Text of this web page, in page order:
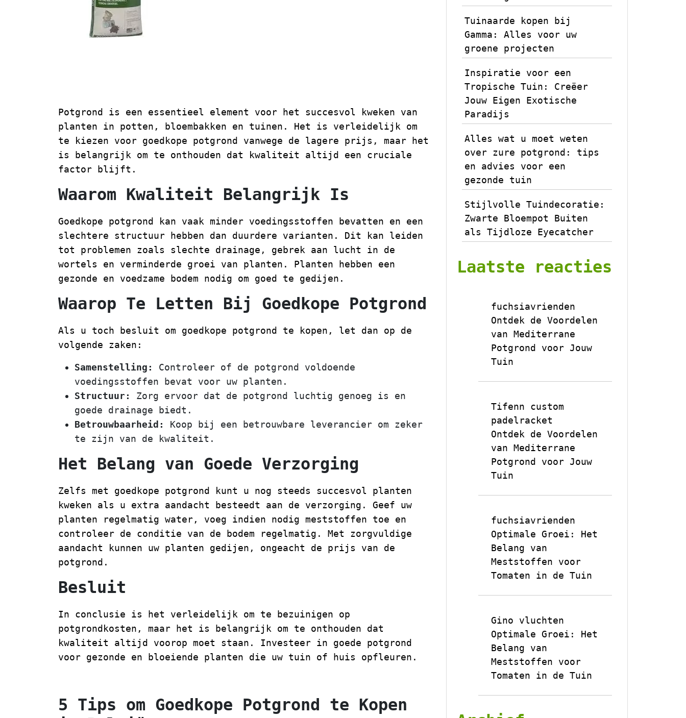
Potgrond is een essentieel element voor het succesvol kweken van
planten in potten, bloembakken en tuinen. Het is verleidelijk om
te kiezen voor goedkope potgrond vanwege de lagere prijs, maar het
is belangrijk om te onthouden dat kwaliteit altijd een cruciale
factor blijft.
Waarom Kwaliteit Belangrijk Is
Goedkope potgrond kan vaak minder voedingsstoffen bevatten en een
slechtere structuur hebben dan duurdere varianten. Dit kan leiden
tot problemen zoals slechte drainage, gebrek aan lucht in de
wortels en verminderde groei van planten. Planten hebben een
gezonde en voedzame bodem nodig om goed te gedijen.
Waarop Te Letten Bij Goedkope Potgrond
Als u toch besluit om goedkope potgrond te kopen, let dan op de
volgende zaken:
Samenstelling:
Controleer of de potgrond voldoende
voedingsstoffen bevat voor uw planten.
Structuur:
Zorg ervoor dat de potgrond luchtig genoeg is en
goede drainage biedt.
Betrouwbaarheid:
Koop bij een betrouwbare leverancier om zeker
te zijn van de kwaliteit.
Het Belang van Goede Verzorging
Zelfs met goedkope potgrond kunt u nog steeds succesvol planten
kweken als u extra aandacht besteedt aan de verzorging. Geef uw
planten regelmatig water, voeg indien nodig meststoffen toe en
controleer de conditie van de bodem regelmatig. Met zorgvuldige
aandacht kunnen uw planten gedijen, ongeacht de prijs van de
potgrond.
Besluit
In conclusie is het verleidelijk om te bezuinigen op
potgrondkosten, maar het is belangrijk om te onthouden dat
kwaliteit altijd voorop moet staan. Investeer in goede potgrond
voor gezonde en bloeiende planten die uw tuin of huis opfleuren.
5 Tips om Goedkope Potgrond te Kopen
Tuinaarde kopen bij
Gamma: Alles voor uw
groene projecten
Inspiratie voor een
Tropische Tuin: Creëer
Jouw Eigen Exotische
Paradijs
Alles wat u moet weten
over zure potgrond: tips
en advies voor een
gezonde tuin
Stijlvolle Tuindecoratie:
Zwarte Bloempot Buiten
als Tijdloze Eyecatcher
Laatste reacties
fuchsiavrienden
Ontdek de Voordelen
van Mediterrane
Potgrond voor Jouw
Tuin
Tifenn custom
padelracket
Ontdek de Voordelen
van Mediterrane
Potgrond voor Jouw
Tuin
fuchsiavrienden
Optimale Groei: Het
Belang van
Meststoffen voor
Tomaten in de Tuin
Gino vluchten
Optimale Groei: Het
Belang van
Meststoffen voor
Tomaten in de Tuin